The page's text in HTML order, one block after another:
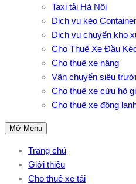
Taxi tải Hà Nội
Dịch vụ kéo Container
Dịch vụ chuyển kho
Cho Thuê Xe Đầu
Cho thuê xe nâng
Vận chuyển siêu
Cho thuê xe cứu hộ
Cho thuê xe đông
Mở Menu
Trang chủ
Giới thiệu
Cho thuê xe tải